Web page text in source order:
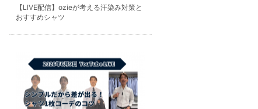
【LIVE配信】ozieが考える汗染み対策と
おすすめシャツ